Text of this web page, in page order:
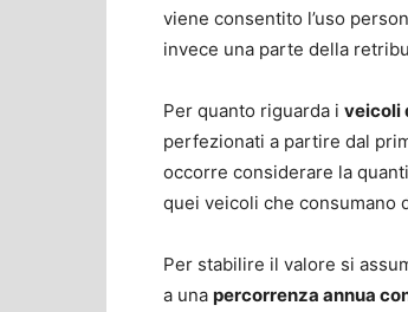
viene consentito l’uso
invece una parte della
Per quanto riguarda i veicoli
perfezionati a partire dal
occorre considerare la
quei veicoli che consumano
Per stabilire il valore si
a una percorrenza annua